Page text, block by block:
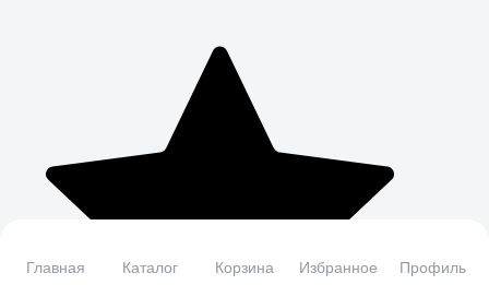
Главная Каталог Корзина Избранное Профиль